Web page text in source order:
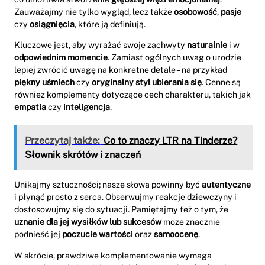
Zauważajmy nie tylko wygląd, lecz takżeosobowość, pasje
czy osiągnięcia, które ją definiują.
Kluczowe jest, aby wyrażać swoje zachwyty naturalnie i w
odpowiednim momencie. Zamiast ogólnych uwag o urodzie
lepiej zwrócić uwagę na konkretne detale – na przykład
piękny uśmiechczy oryginalny styl ubierania się. Cenne są
również komplementy dotyczące cech charakteru, takich jak
empatiaczy inteligencja.
Przeczytaj także: Co to znaczy LTR na Tinderze?
Słownik skrótów i znaczeń
Unikajmy sztuczności; nasze słowa powinny być autentyczne
i płynąć prosto z serca. Obserwujmy reakcje dziewczyny i
dostosowujmy się do sytuacji. Pamiętajmy też o tym, że
uznanie dla jej wysiłków lub sukcesówmoże znacznie
podnieść jej poczucie wartości orazsamoocenę.
W skrócie, prawdziwe komplementowanie wymaga